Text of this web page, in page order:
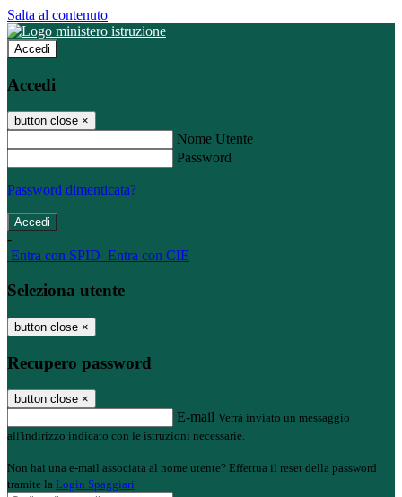
Salta al contenuto
Accedi
Accedi
button close ×
Nome Utente
Password
Password dimenticata?
-
Entra con SPID Entra con CIE
Seleziona utente
button close ×
Recupero password
button close ×
E-mail Verrà inviato un messaggio
all'indirizzo indicato con le istruzioni necessarie.
Non hai una e-mail associata al nome utente? Effettua il reset della password
tramite la Login Spaggiari